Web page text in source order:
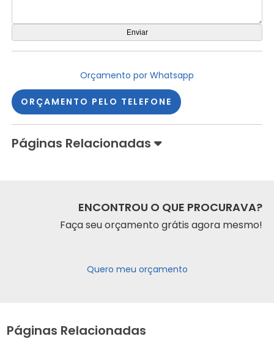
Orçamento por Whatsapp
ORÇAMENTO PELO TELEFONE
Páginas Relacionadas
ENCONTROU O QUE PROCURAVA?
Faça seu orçamento grátis agora mesmo!
Quero meu orçamento
Páginas Relacionadas